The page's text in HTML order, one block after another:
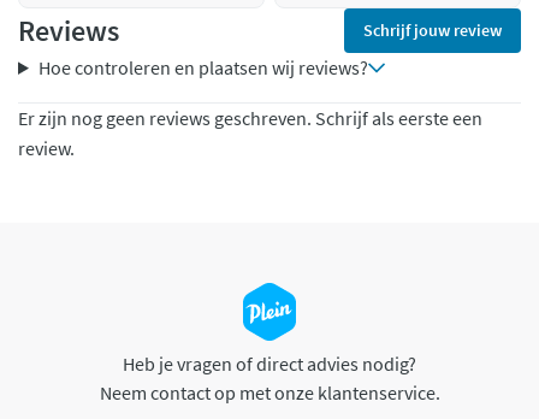
Reviews Schrijf jouw review
Hoe controleren en plaatsen wij reviews?
Er zijn nog geen reviews geschreven. Schrijf als eerste een
review.
Heb je vragen of direct advies nodig?
Neem contact op met onze klantenservice.